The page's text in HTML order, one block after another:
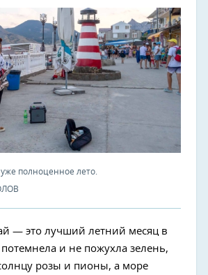
полноценное лето.
— это лучший летний месяц в
и не пожухла зелень,
розы и пионы, а море